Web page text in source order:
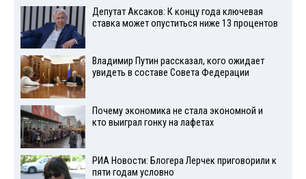
Депутат Аксаков: К концу года ключевая
ставка может опуститься ниже 13 процентов
Владимир Путин рассказал, кого ожидает
увидеть в составе Совета Федерации
Почему экономика не стала экономной и
кто выиграл гонку на лафетах
РИА Новости: Блогера Лерчек приговорили к
пяти годам условно